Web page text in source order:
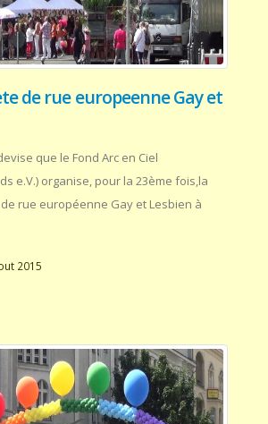
de rue europeenne Gay et
que le Fond Arc en Ciel
e.V.) organise, pour la 23ème fois,la
rue européenne Gay et Lesbien à
2015